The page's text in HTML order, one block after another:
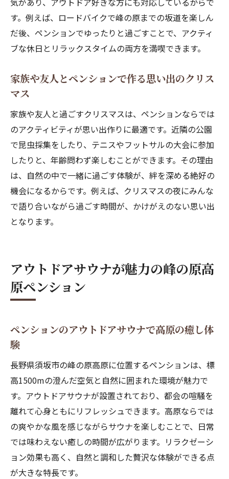
ョン滞在
サイクリストに嬉しいペンションの設備と
サービス
ョン
ス
ペンション近くのテニスコートでスポーツ
を満喫
フットサル大会も開催される高原ペンショ
ンの魅力
クリスマスに家族や友人とスポーツを楽し
む方法
スポーツ合宿にも人気なペンションの冬の
クリスマス
ペンションで叶うスポーツ＆リフレッシュ
アスレチックや昆虫採集もできる癒しのペンシ
ョン滞在
マス体験
アスレチックや昆虫採集が楽しめる高原ペ
ンション
家族で過ごすペンションならではの自然体
験
ペンション滞在中に体験できるアウトドア
アクティビティ
す。例えば、ロードバイクで峰の原までの坂道を楽しん
だ後、ペンションでゆったりと過ごすことで、アクティ
ブな休日とリラックスタイムの両方を満喫できます。
家族や友人とペンションで作る思い出のクリス
マス
家族や友人と過ごすクリスマスは、ペンションならでは
のアクティビティが思い出作りに最適です。近隣の公園
で昆虫採集をしたり、テニスやフットサルの大会に参加
したりと、年齢問わず楽しむことができます。その理由
は、自然の中で一緒に過ごす体験が、絆を深める絶好の
機会になるからです。例えば、クリスマスの夜にみんな
で語り合いながら過ごす時間が、かけがえのない思い出
となります。
アウトドアサウナが魅力の峰の原高
原ペンション
ペンションのアウトドアサウナで高原の癒し体
験
長野県須坂市の峰の原高原に位置するペンションは、標
高1500mの澄んだ空気と自然に囲まれた環境が魅力で
す。アウトドアサウナが設置されており、都会の喧騒を
離れて心身ともにリフレッシュできます。高原ならでは
の爽やかな風を感じながらサウナを楽しむことで、日常
では味わえない癒しの時間が広がります。リラクゼーシ
ョン効果も高く、自然と調和した贅沢な体験ができる点
が大きな特長です。